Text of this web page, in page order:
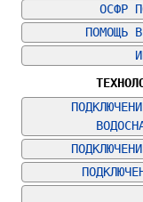
ОСФР
ПОМОЩЬ